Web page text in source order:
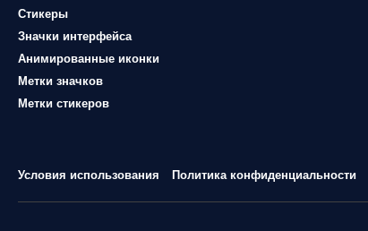
Стикеры
Значки интерфейса
Анимированные иконки
Метки значков
Метки стикеров
Условия использования Политика конфиденциальности